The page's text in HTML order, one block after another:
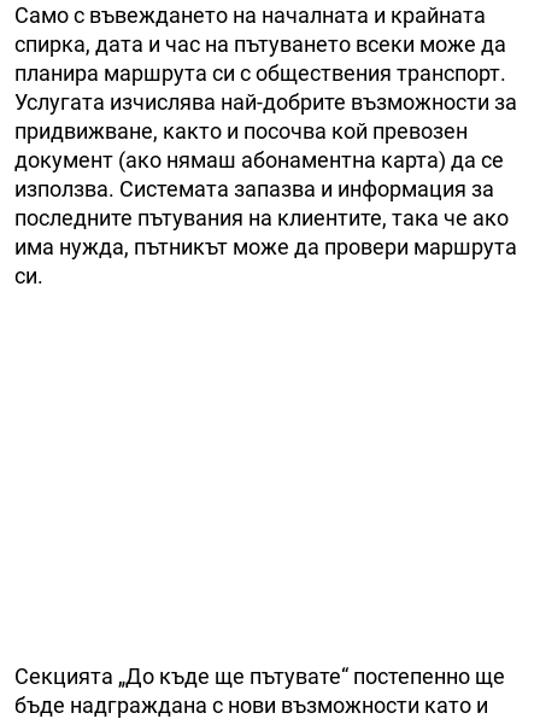
Само с въвеждането на началната и крайната
спирка, дата и час на пътуването всеки може да
планира маршрута си с обществения транспорт.
Услугата изчислява най-добрите възможности за
придвижване, както и посочва кой превозен
документ (ако нямаш абонаментна карта) да се
използва. Системата запазва и информация за
последните пътувания на клиентите, така че ако
има нужда, пътникът може да провери маршрута
си.
Секцията „До къде ще пътувате“ постепенно ще
бъде надграждана с нови възможности като и